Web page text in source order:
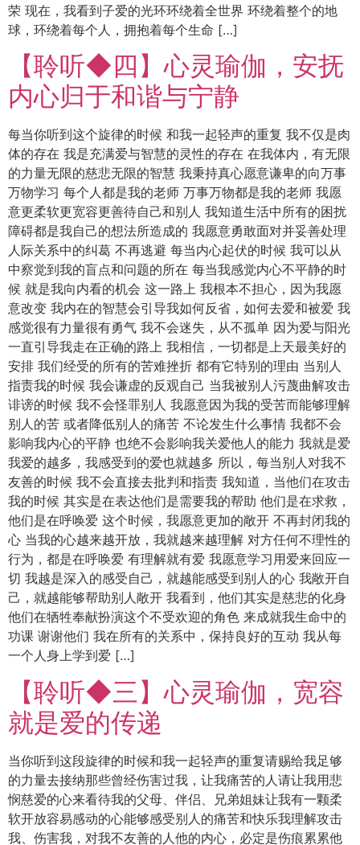
荣 现在，我看到子爱的光环环绕着全世界 环绕着整个的地
球，环绕着每个人，拥抱着每个生命 […]
【聆听◆四】心灵瑜伽，安抚
内心归于和谐与宁静
每当你听到这个旋律的时候 和我一起轻声的重复 我不仅是肉
体的存在 我是充满爱与智慧的灵性的存在 在我体内，有无限
的力量无限的慈悲无限的智慧 我秉持真心愿意谦卑的向万事
万物学习 每个人都是我的老师 万事万物都是我的老师 我愿
意更柔软更宽容更善待自己和别人 我知道生活中所有的困扰
障碍都是我自己的想法所造成的 我愿意勇敢面对并妥善处理
人际关系中的纠葛 不再逃避 每当内心起伏的时候 我可以从
中察觉到我的盲点和问题的所在 每当我感觉内心不平静的时
候 就是我向内看的机会 这一路上 我根本不担心，因为我愿
意改变 我内在的智慧会引导我如何反省，如何去爱和被爱 我
感觉很有力量很有勇气 我不会迷失，从不孤单 因为爱与阳光
一直引导我走在正确的路上 我相信，一切都是上天最美好的
安排 我们经受的所有的苦难挫折 都有它特别的理由 当别人
指责我的时候 我会谦虚的反观自己 当我被别人污蔑曲解攻击
诽谤的时候 我不会怪罪别人 我愿意因为我的受苦而能够理解
别人的苦 或者降低别人的痛苦 不论发生什么事情 我都不会
影响我内心的平静 也绝不会影响我关爱他人的能力 我就是爱
我爱的越多，我感受到的爱也就越多 所以，每当别人对我不
友善的时候 我不会直接去批判和指责 我知道，当他们在攻击
我的时候 其实是在表达他们是需要我的帮助 他们是在求救，
他们是在呼唤爱 这个时候，我愿意更加的敞开 不再封闭我的
心 当我的心越来越开放，我就越来越理解 对方任何不理性的
行为，都是在呼唤爱 有理解就有爱 我愿意学习用爱来回应一
切 我越是深入的感受自己，就越能感受到别人的心 我敞开自
己，就越能够帮助别人敞开 我看到，他们其实是慈悲的化身
他们在牺牲奉献扮演这个不受欢迎的角色 来成就我生命中的
功课 谢谢他们 我在所有的关系中，保持良好的互动 我从每
一个人身上学到爱 […]
【聆听◆三】心灵瑜伽，宽容
就是爱的传递
当你听到这段旋律的时候和我一起轻声的重复请赐给我足够
的力量去接纳那些曾经伤害过我，让我痛苦的人请让我用悲
悯慈爱的心来看待我的父母、伴侣、兄弟姐妹让我有一颗柔
软开放容易感动的心能够感受别人的痛苦和快乐我理解攻击
我、伤害我，对我不友善的人他的内心，必定是伤痕累累他